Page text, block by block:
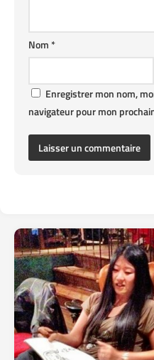
Nom*
Enregistrer mon nom,
navigateur pour mon